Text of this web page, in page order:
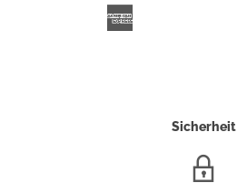
Sicherheit